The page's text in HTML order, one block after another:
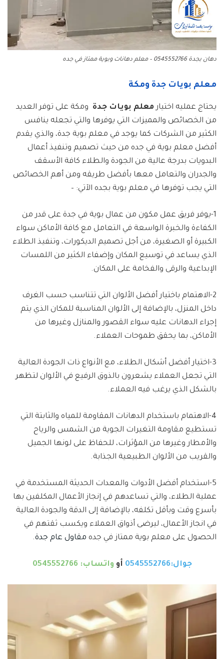
دهان بجدة 0545552766 – معلم دهانات وبوية ممتاز في جده
معلم بويات جدة ومكة
يحتاج عمليه اختيارمعلم بويات جدة ومكة على توفر العديد
من الخصائص والمميزات التي يوفرها والتي تجعله ينافس
الكثير من الشركات كما يوجد في معلم بوية جدة، والذي يقدم
أفضل معلم بوية في جده من حيث تصميم وتنفيذ أعمال
البدويات بدرجة عالية من الجودة والطلاء كافة الأسقف
والجدران والتعامل معها بأفضل طريقه ومن أهم الخصائص
التي يجب توفرها في معلم بوية بجده الآتي: –
1-يوفر فريق عمل مكون من عمال بوية في جدة على قدر من
الكفاءة والخبرة الواسعة في التعامل مع كافة الأماكن سواء
الكبيرة أو الصغيرة، من أجل تصميم الديكورات، وتنفيذ الطلاء
الذي يساعد في توسيع المكان وإضفاء الكثير من اللمسات
الإبداعية والرقى والفخامة على المكان.
2-الاهتمام باختيار أفضل الألوان التي تتناسب حسب الغرف
داخل المنزل، بالإضافة إلى الألوان المناسبة للمكان الذي يتم
إجراء الدهانات عليه سواء القصور والمنازل وغيرها من
الأماكن، بما يحقق طموحات العملاء.
3-اختيار أفضل أشكال الطلاء، مع الأنواع ذات الجودة العالية
التي تجعل العملاء يشعرون بالذوق الرفيع في الألوان لتظهر
بالشكل الذي يرغب فيه العملاء.
4-الاهتمام باستخدام الدهانات المقاومة للمياه والثابتة التي
تستطيع مقاومة التغيرات الجوية من الشمس والرياح
والأمطار وغيرها من المؤثرات، للحفاظ على لونها الجميل
والقريب من الألوان الطبيعية الجذابة.
5-استخدام أفضل الأدوات والمعدات الحديثة المستخدمة في
عملية الطلاء، والتي تساعدهم في إنجاز الأعمال المكلفين بها
بأسرع وقت وبأقل تكلفه، بالإضافة إلى الدقة والجودة العالية
في انجاز الأعمال، ليرضى أذواق العملاء ويكسب ثقتهم في
الحصول على معلم بوية ممتاز في جده مقاول عام جدة.
جوال:0545552766 أو واتساب: 0545552766